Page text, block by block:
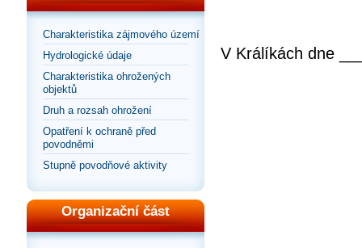
Charakteristika zájmového území
Hydrologické údaje
Charakteristika ohrožených
objektů
Druh a rozsah ohrožení
Opatření k ochraně před
povodněmi
Stupně povodňové aktivity
Organizační část
V Králíkách dne